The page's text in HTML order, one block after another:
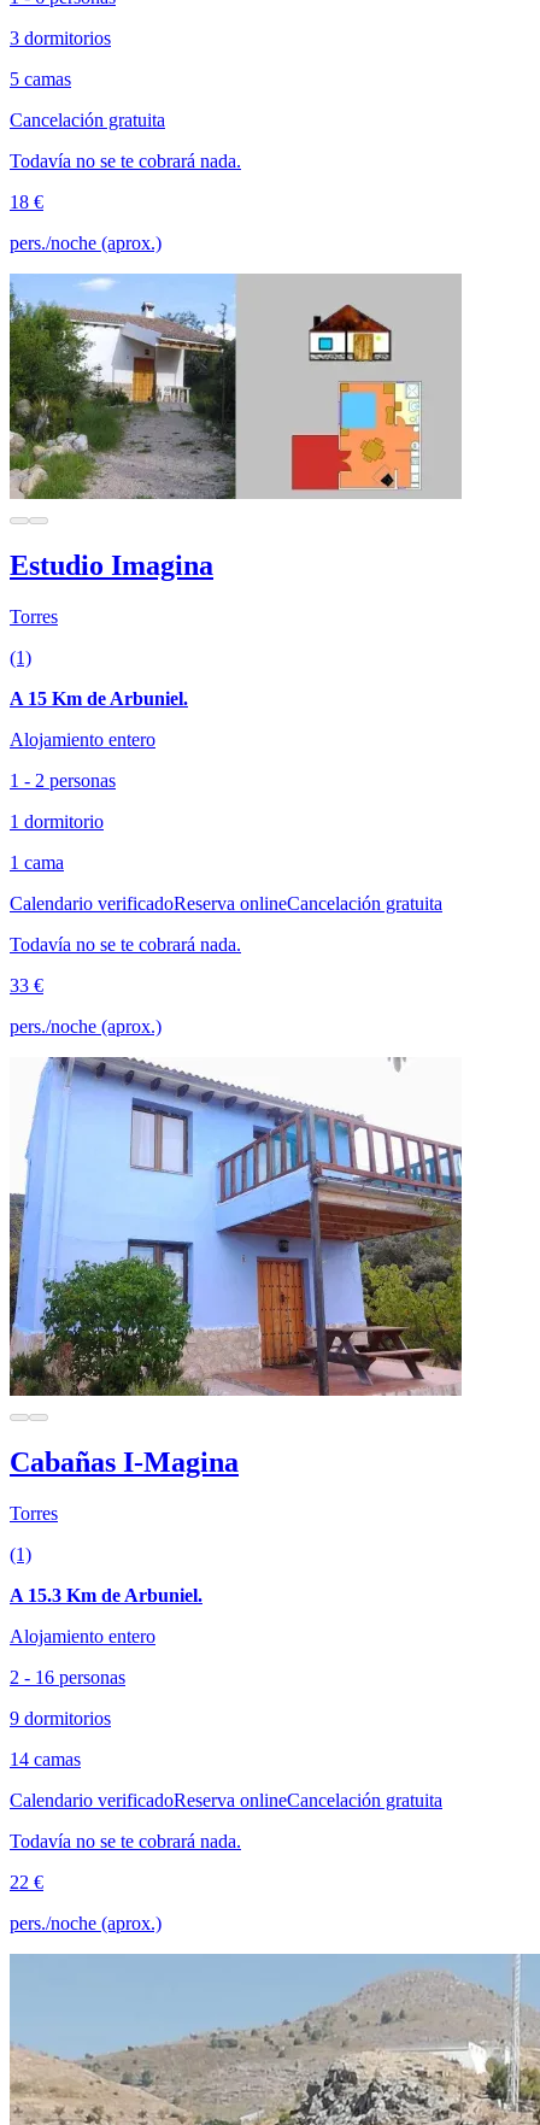
3 dormitorios
5 camas
Cancelación gratuita
Todavía no se te cobrará nada.
18 €
pers./noche (aprox.)
Estudio Imagina
Torres
(1)
A 15 Km de Arbuniel.
Alojamiento entero
1 - 2 personas
1 dormitorio
1 cama
Calendario verificadoReserva onlineCancelación gratuita
Todavía no se te cobrará nada.
33 €
pers./noche (aprox.)
Cabañas I-Magina
Torres
(1)
A 15.3 Km de Arbuniel.
Alojamiento entero
2 - 16 personas
9 dormitorios
14 camas
Calendario verificadoReserva onlineCancelación gratuita
Todavía no se te cobrará nada.
22 €
pers./noche (aprox.)